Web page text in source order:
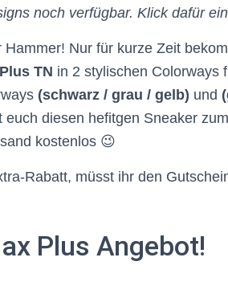
noch verfügbar. Klick dafür
Hammer! Nur für kurze Zeit
TN in 2 stylischen Colorways
(schwarz / grau / gelb) und
euch diesen hefitgen Sneaker
kostenlos 😉
Rabatt, müsst ihr den
Plus Angebot!